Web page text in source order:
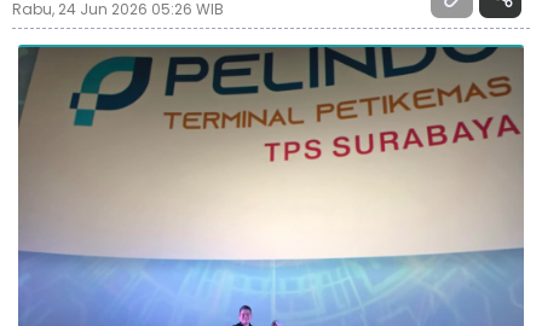
Rabu, 24 Jun 2026 05:26 WIB